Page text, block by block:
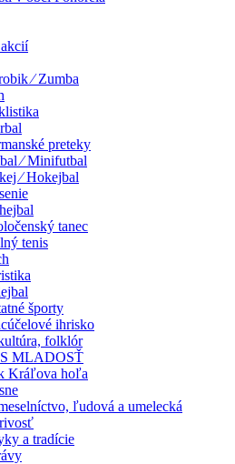
⁄ Zumba
preteky
⁄ Minifutbal
⁄ Hokejbal
tanec
tenis
športy
ihrisko
folklór
MLADOSŤ
Kráľova hoľa
ľudová a umelecká
a tradície